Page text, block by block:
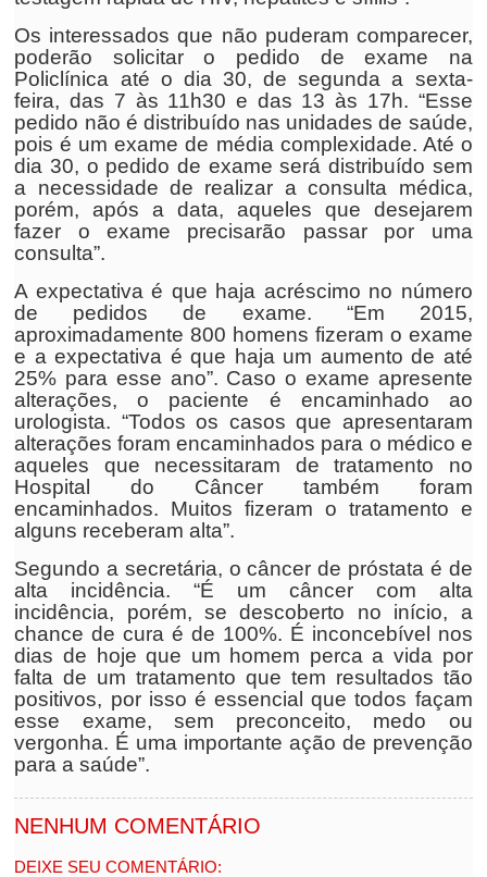
Os interessados que não puderam comparecer,
poderão solicitar o pedido de exame na
Policlínica até o dia 30, de segunda a sexta-
feira, das 7 às 11h30 e das 13 às 17h. “Esse
pedido não é distribuído nas unidades de saúde,
pois é um exame de média complexidade. Até o
dia 30, o pedido de exame será distribuído sem
a necessidade de realizar a consulta médica,
porém, após a data, aqueles que desejarem
fazer o exame precisarão passar por uma
consulta”.
A expectativa é que haja acréscimo no número
de pedidos de exame. “Em 2015,
aproximadamente 800 homens fizeram o exame
e a expectativa é que haja um aumento de até
25% para esse ano”. Caso o exame apresente
alterações, o paciente é encaminhado ao
urologista. “Todos os casos que apresentaram
alterações foram encaminhados para o médico e
aqueles que necessitaram de tratamento no
Hospital do Câncer também foram
encaminhados. Muitos fizeram o tratamento e
alguns receberam alta”.
Segundo a secretária, o câncer de próstata é de
alta incidência. “É um câncer com alta
incidência, porém, se descoberto no início, a
chance de cura é de 100%. É inconcebível nos
dias de hoje que um homem perca a vida por
falta de um tratamento que tem resultados tão
positivos, por isso é essencial que todos façam
esse exame, sem preconceito, medo ou
vergonha. É uma importante ação de prevenção
para a saúde”.
NENHUM COMENTÁRIO
DEIXE SEU COMENTÁRIO: